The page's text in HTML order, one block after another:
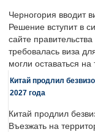
Черногория вводит
Решение вступит в
сайте
требовалась виза
могли оставаться
Китай продлил
2027 года
Китай продлил
Въезжать на